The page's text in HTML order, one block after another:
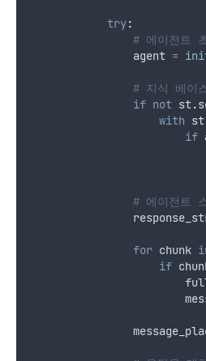
try:
# 에이전트
                agent
=
# 지식 베이
if not st.
with st
if
# 에이전트
for chunk
if